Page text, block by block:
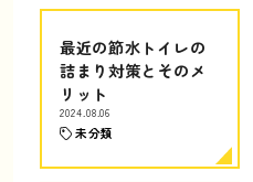
最近の節水トイレの
詰まり対策とそのメ
リット
2024.08.06
未分類